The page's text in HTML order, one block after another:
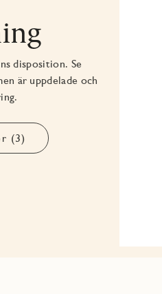
disposition. Se
är uppdelade och
(3)